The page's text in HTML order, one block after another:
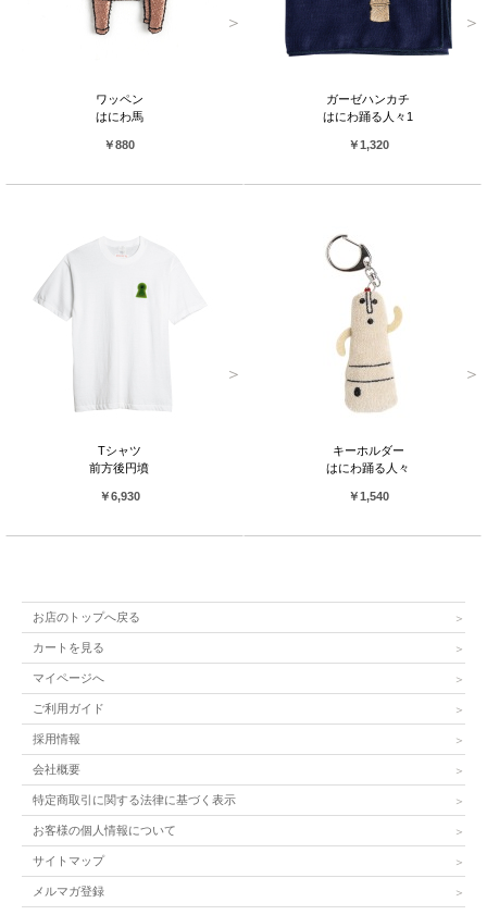
ワッペン
はにわ馬
￥880
ガーゼハンカチ
はにわ踊る人々1
￥1,320
Tシャツ
前方後円墳
￥6,930
キーホルダー
はにわ踊る人々
￥1,540
お店のトップへ戻る
カートを見る
マイページへ
ご利用ガイド
採用情報
会社概要
特定商取引に関する法律に基づく表示
お客様の個人情報について
サイトマップ
メルマガ登録